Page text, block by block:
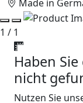
Made in
1 / 1
Haben
nicht
Nutzen Sie